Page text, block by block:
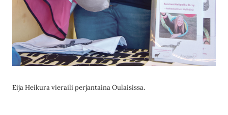
Eija Heikura vieraili perjantaina Oulaisissa.